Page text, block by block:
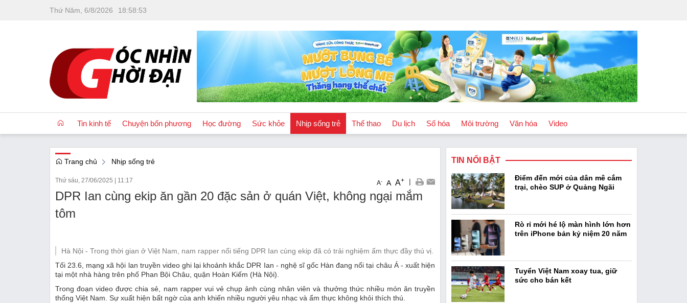
Thứ Năm, 6/8/2026 18:58:55
Tin kinh tế Chuyện bốn phương Học đường Sức khỏe Nhịp sống trẻ Thể thao Du lịch Số hóa Môi trường Văn hóa
Podcast
Video
Trang chủ Nhịp sống trẻ
Thứ sáu, 27/06/2025 11:17 A- A A+ |
DPR Ian cùng ekip ăn gần 20 đặc sản ở quán Việt, không ngại mắm
tôm
Hà Nội - Trong thời gian ở Việt Nam, nam rapper nổi tiếng DPR Ian cùng ekip đã có trải nghiệm ẩm thực đầy thú vị.
Tối 23.6, mạng xã hội lan truyền video ghi lại khoảnh khắc DPR Ian - nghệ sĩ gốc Hàn đang nổi tại châu Á - xuất hiện
tại một nhà hàng trên phố Phan Bội Châu, quận Hoàn Kiếm (Hà Nội).
Trong đoạn video được chia sẻ, nam rapper vui vẻ chụp ảnh cùng nhân viên và thưởng thức nhiều món ăn truyền
thống Việt Nam. Sự xuất hiện bất ngờ của anh khiến nhiều người yêu nhạc và ẩm thực không khỏi thích thú.
TIN NỔI BẬT
Điểm đến mới của dân mê cắm
trại, chèo SUP ở Quảng Ngãi
Rò rỉ mới hé lộ màn hình lớn hơn
trên iPhone bản kỷ niệm 20 năm
Tuyển Việt Nam xoay tua, giữ
sức cho bán kết